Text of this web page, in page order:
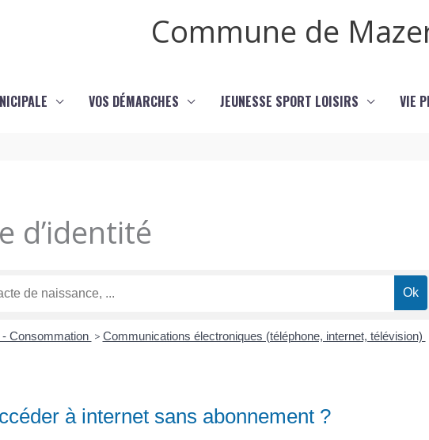
Commune de
VOS DÉMARCHES JEUNESSE SPORT LOISIRS VIE
d’identité
Consommation > Communications électroniques (téléphone, internet, télévision)
à internet sans abonnement ?